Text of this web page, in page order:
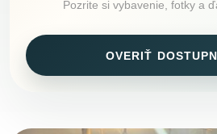
Pozrite si vybavenie, fotky a
OVERIŤ